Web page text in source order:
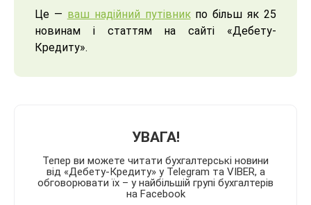
Це — ваш надійний путівникпо більш як 25
новинам і статтям на сайті «Дебету-
Кредиту».
УВАГА!
Тепер ви можете читати бухгалтерські новини
від «Дебету-Кредиту» у Telegram та VIBER, а
обговорювати їх – у найбільшій групі бухгалтерів
на Facebook